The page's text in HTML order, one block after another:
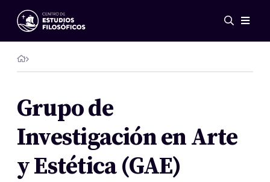
Eventos
Novedades
Investigación
Publicaciones
Galería
Acerca de nosotros
Grupo de
Investigación en Arte
y Estética (GAE)